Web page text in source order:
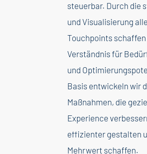
steuerbar. Durch die
und Visualisierung
Touchpoints
Verständnis für
und
Basis entwickeln wir
Maßnahmen, die
Experience
effizienter gestalten
Mehrwert schaffen.